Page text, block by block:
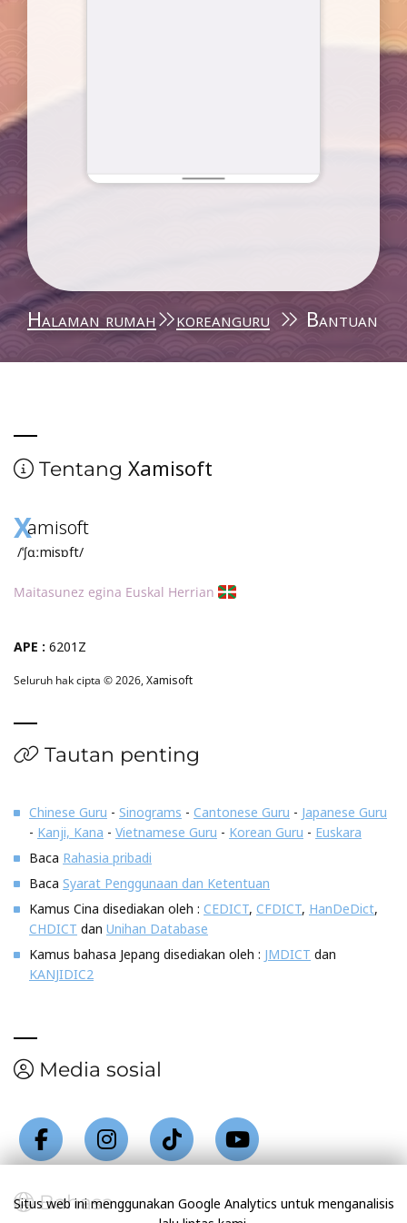
Halaman rumah koreanguru Bantuan
Tentang Xamisoft
Xamisoft
/ˈʃɑːmisɒft/
Maitasunez egina Euskal Herrian
APE : 6201Z
Seluruh hak cipta © 2026,Xamisoft
Tautan penting
Chinese Guru - Sinograms - Cantonese Guru - Japanese Guru
- Kanji, Kana - Vietnamese Guru - Korean Guru - Euskara
Baca Rahasia pribadi
Baca Syarat Penggunaan dan Ketentuan
Kamus Cina disediakan oleh : CEDICT, CFDICT, HanDeDict,
CHDICT dan Unihan Database
Kamus bahasa Jepang disediakan oleh : JMDICT dan
KANJIDIC2
Media sosial
Bahasa
Situs web ini menggunakan Google Analytics untuk menganalisis